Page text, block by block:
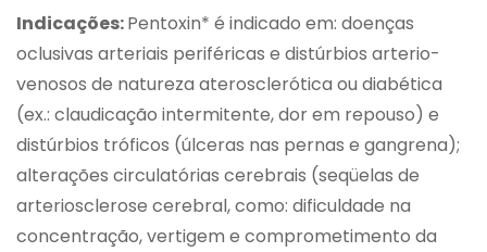
Indicações:Pentoxin* é indicado em: doenças
oclusivas arteriais periféricas e distúrbios arterio-
venosos de natureza aterosclerótica ou diabética
(ex.: claudicação intermitente, dor em repouso) e
distúrbios tróficos (úlceras nas pernas e gangrena);
alterações circulatórias cerebrais (seqüelas de
arteriosclerose cerebral, como: dificuldade na
concentração, vertigem e comprometimento da